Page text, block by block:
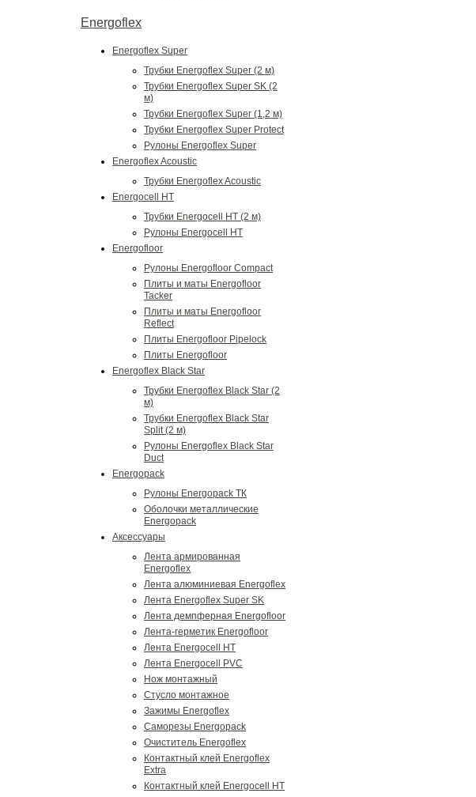
Energoflex
Energoflex Super
Трубки Energoflex Super (2 м)
Трубки Energoflex Super SK (2
м)
Трубки Energoflex Super (1,2 м)
Трубки Energoflex Super Protect
Рулоны Energoflex Super
Energoflex Acoustic
Трубки Energoflex Acoustic
Energocell HT
Трубки Energocell HT (2 м)
Рулоны Energocell HT
Energofloor
Рулоны Energofloor Compact
Плиты и маты Energofloor
Tacker
Плиты и маты Energofloor
Reflect
Плиты Energofloor Pipelock
Плиты Energofloor
Energoflex Black Star
Трубки Energoflex Black Star (2
м)
Трубки Energoflex Black Star
Split (2 м)
Рулоны Energoflex Black Star
Duct
Energopack
Рулоны Energopack ТК
Оболочки металлические
Energopack
Аксессуары
Лента армированная
Energoflex
Лента алюминиевая Energoflex
Лента Energoflex Super SK
Лента демпферная Energofloor
Лента-герметик Energofloor
Лента Energocell HT
Лента Energocell PVC
Нож монтажный
Стусло монтажное
Зажимы Energoflex
Саморезы Energopack
Очиститель Energoflex
Контактный клей Energoflex
Extra
Контактный клей Energocell HT